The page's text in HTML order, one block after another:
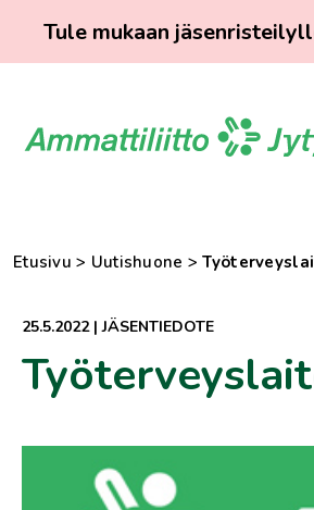
Tule mukaan
sisältöön
Etusivu > Uutishuone >
25.5.2022|JÄSENTIEDOTE